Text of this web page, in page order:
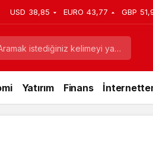
USD 38,85 EURO 43,77 GBP
Yatırım Finans